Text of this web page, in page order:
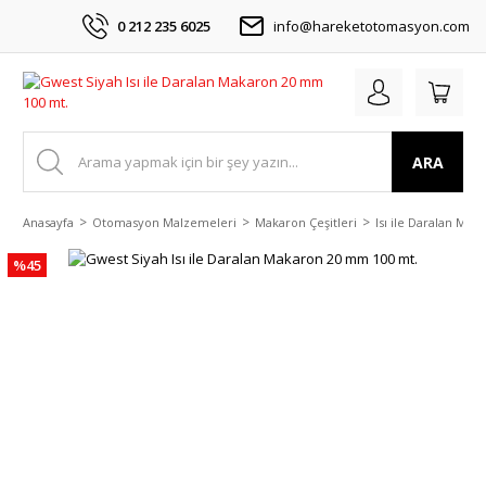
0 212 235 6025 info@hareketotomasyon.com
ARA
Anasayfa Otomasyon Malzemeleri Makaron Çeşitleri Isı ile Daralan
%45